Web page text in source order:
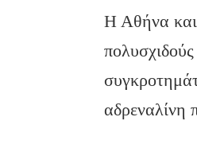
Η Αθήνα και
αδρεναλίνη